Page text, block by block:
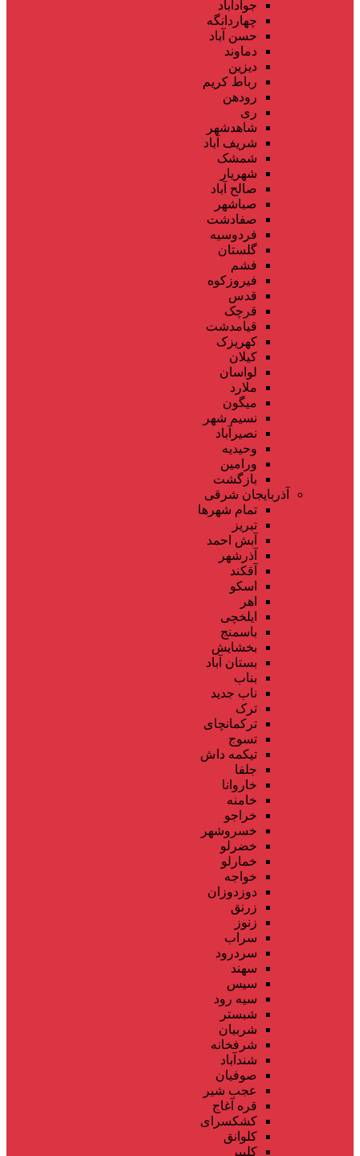
جوادآباد
چهاردانگه
حسن آباد
دماوند
دیزین
رباط کریم
رودهن
ری
شاهدشهر
شریف آباد
شمشک
شهریار
صالح آباد
صباشهر
صفادشت
فردوسیه
گلستان
فشم
فیروزکوه
قدس
قرچک
قیامدشت
کهریزک
کیلان
لواسان
ملارد
میگون
نسیم شهر
نصیرآباد
وحیدیه
ورامین
بازگشت
آذربایجان شرقی
تمام شهر‌ها
تبریز
آبش احمد
آذرشهر
آقکند
اسکو
اهر
ایلخچی
باسمنج
بخشایش
بستان آباد
بناب
ناب جدید
ترک
ترکمانچای
تسوج
تیکمه داش
جلفا
خاروانا
خامنه
خراجو
خسروشهر
خضرلو
خمارلو
خواجه
دوزدوزان
زرنق
زنوز
سراب
سردرود
سهند
سیس
سیه رود
شبستر
شربیان
شرفخانه
شندآباد
صوفیان
عجب شیر
قره آغاج
کشکسرای
کلوانق
کلیبر